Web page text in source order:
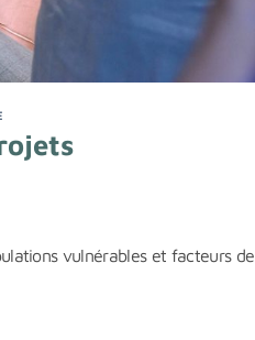
vulnérables et facteurs de